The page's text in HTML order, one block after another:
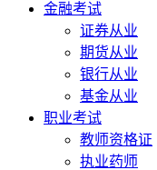
金融考试
证券从业
期货从业
银行从业
基金从业
职业考试
教师资格证
执业药师